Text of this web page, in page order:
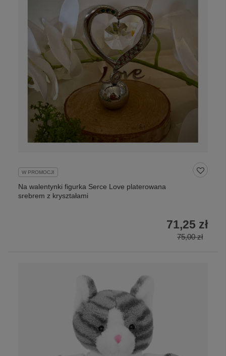
W PROMOCJI
Na walentynki figurka Serce Love platerowana
srebrem z kryształami
75,00 zł
71,25 zł